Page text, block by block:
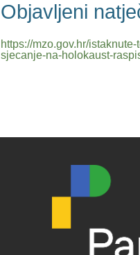
Objavljeni
https://mzo.gov.hr/
sjecanje-na-holokaust-